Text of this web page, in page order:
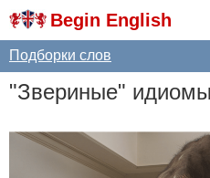
Begin English
Подборки слов
"Звериные"